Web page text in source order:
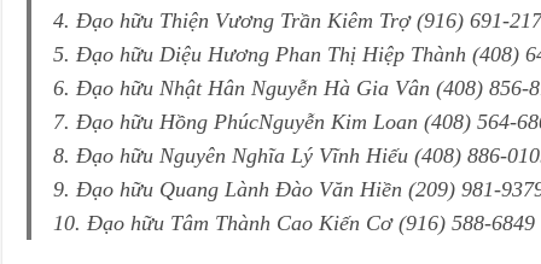
4. Đạo hữu Thiện Vương Trần Kiêm Trợ (916) 691-
5. Đạo hữu Diệu Hương Phan Thị Hiệp Thành (408)
6. Đạo hữu Nhật Hân Nguyễn Hà Gia Vân (408) 856-
7. Đạo hữu Hồng PhúcNguyễn Kim Loan (408) 564-
8. Đạo hữu Nguyên Nghĩa Lý Vĩnh Hiếu (408) 886-
9. Đạo hữu Quang Lành Đào Văn Hiền (209) 981-
10. Đạo hữu Tâm Thành Cao Kiến Cơ (916) 588-6849